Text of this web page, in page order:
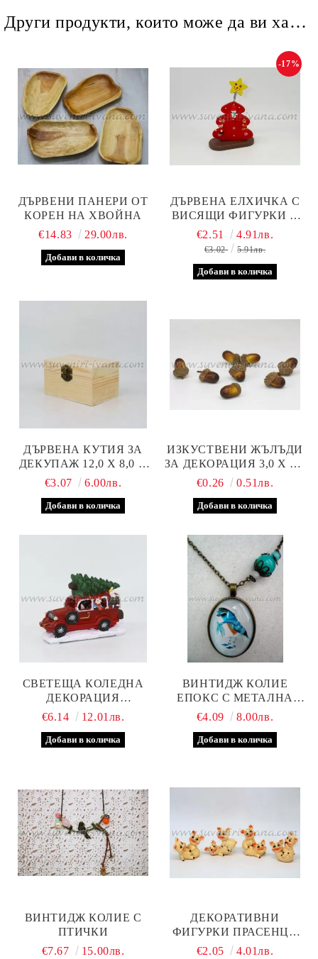
Други продукти, които може да ви харесат
ДЪРВЕНИ ПАНЕРИ ОТ
КОРЕН НА ХВОЙНА
€14.83
29.00лв.
ДЪРВЕНА ЕЛХИЧКА С
ВИСЯЩИ ФИГУРКИ И
ЗВЕЗДА НА ПРУЖИНА,
ЧЕРВЕНА
-17%
€2.51 4.91лв.
€3.02 5.91лв.
ДЪРВЕНА КУТИЯ ЗА
ДЕКУПАЖ 12,0 Х 8,0 Х
6,8 СМ
€3.07 6.00лв.
ИЗКУСТВЕНИ ЖЪЛЪДИ
ЗА ДЕКОРАЦИЯ 3,0 Х 1,5
СМ.
€0.26 0.51лв.
СВЕТЕЩА КОЛЕДНА
ДЕКОРАЦИЯ
АВТОМОБИЛ С
€6.14 12.01лв.
ВИНТИДЖ КОЛИЕ
ЕПОКС С МЕТАЛНА
ОСНОВА И КАМЪЧЕТА
€4.09 8.00лв.
ВИНТИДЖ КОЛИЕ С
ПТИЧКИ
€7.67
15.00лв.
ДЕКОРАТИВНИ
ФИГУРКИ ПРАСЕНЦА
ОТ ПОЛИРЕЗИН
€2.05 4.01лв.